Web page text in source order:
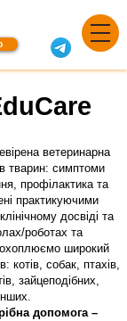
ветеринарна
тварин: симптоми
профілактика та
практикуючими
досвіді та
роботах та
широкий
котів, собак, птахів,
зайцеподібних,
допомога –